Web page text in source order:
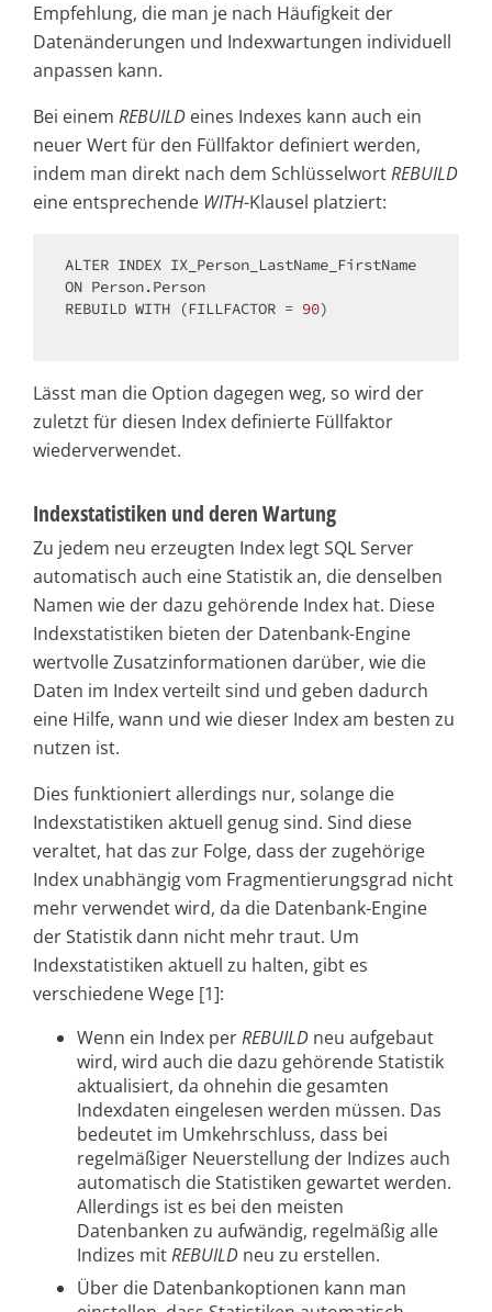
Empfehlung, die man je nach Häufigkeit der
Datenänderungen und Indexwartungen individuell
anpassen kann.
Bei einem REBUILD eines Indexes kann auch ein
neuer Wert für den Füllfaktor definiert werden,
indem man direkt nach dem SchlüsselwortREBUILD
eine entsprechende WITH-Klausel platziert:
ALTER
ON Person.Person
REBUILD WITH (FILLFACTOR = 90)
Lässt man die Option dagegen weg, so wird der
zuletzt für diesen Index definierte Füllfaktor
wiederverwendet.
Indexstatistiken und deren Wartung
Zu jedem neu erzeugten Index legt SQL Server
automatisch auch eine Statistik an, die denselben
Namen wie der dazu gehörende Index hat. Diese
Indexstatistiken bieten der Datenbank-Engine
wertvolle Zusatzinformationen darüber, wie die
Daten im Index verteilt sind und geben dadurch
eine Hilfe, wann und wie dieser Index am besten zu
nutzen ist.
Dies funktioniert allerdings nur, solange die
Indexstatistiken aktuell genug sind. Sind diese
veraltet, hat das zur Folge, dass der zugehörige
Index unabhängig vom Fragmentierungsgrad nicht
mehr verwendet wird, da die Datenbank-Engine
der Statistik dann nicht mehr traut. Um
Indexstatistiken aktuell zu halten, gibt es
verschiedene Wege [1]:
Wenn ein Index perREBUILD neu aufgebaut
wird, wird auch die dazu gehörende Statistik
aktualisiert, da ohnehin die gesamten
Indexdaten eingelesen werden müssen. Das
bedeutet im Umkehrschluss, dass bei
regelmäßiger Neuerstellung der Indizes auch
automatisch die Statistiken gewartet werden.
Allerdings ist es bei den meisten
Datenbanken zu aufwändig, regelmäßig alle
Indizes mitREBUILD neu zu erstellen.
Über die Datenbankoptionen kann man